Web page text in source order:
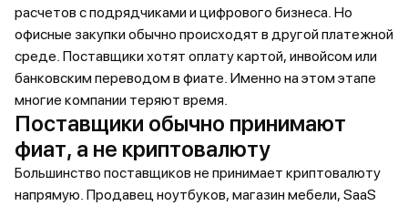
расчетов с подрядчиками и цифрового бизнеса. Но
офисные закупки обычно происходят в другой платежной
среде. Поставщики хотят оплату картой, инвойсом или
банковским переводом в фиате. Именно на этом этапе
многие компании теряют время.
Поставщики обычно принимают
фиат, а не криптовалюту
Большинство поставщиков не принимает криптовалюту
напрямую. Продавец ноутбуков, магазин мебели, SaaS